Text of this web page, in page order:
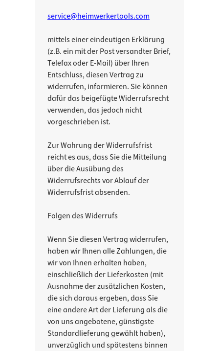
service@heimwerkertools.com
mittels einer eindeutigen Erklärung
(z.B. ein mit der Post versandter Brief,
Telefax oder E-Mail) über Ihren
Entschluss, diesen Vertrag zu
widerrufen, informieren. Sie können
dafür das beigefügte Widerrufsrecht
verwenden, das jedoch nicht
vorgeschrieben ist.
Zur Wahrung der Widerrufsfrist
reicht es aus, dass Sie die Mitteilung
über die Ausübung des
Widerrufsrechts vor Ablauf der
Widerrufsfrist absenden.
Folgen des Widerrufs
Wenn Sie diesen Vertrag widerrufen,
haben wir Ihnen alle Zahlungen, die
wir von Ihnen erhalten haben,
einschließlich der Lieferkosten (mit
Ausnahme der zusätzlichen Kosten,
die sich daraus ergeben, dass Sie
eine andere Art der Lieferung als die
von uns angebotene, günstigste
Standardlieferung gewählt haben),
unverzüglich und spätestens binnen